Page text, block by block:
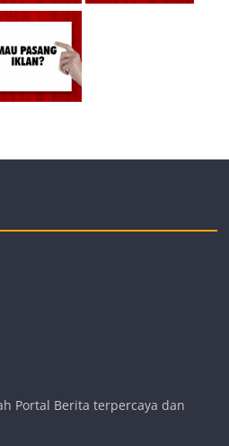
Portal Berita terpercaya dan